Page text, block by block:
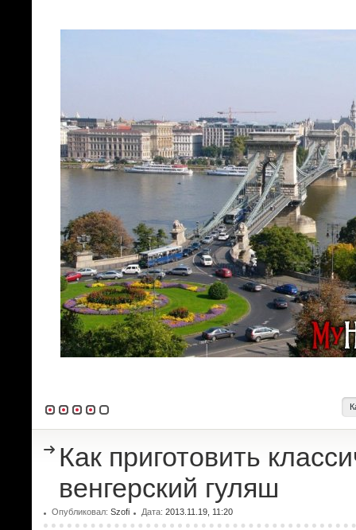
Как приготовить
венгерский гуляш
Опубликовал: Szofi Дата: 2013.11.19, 11:20